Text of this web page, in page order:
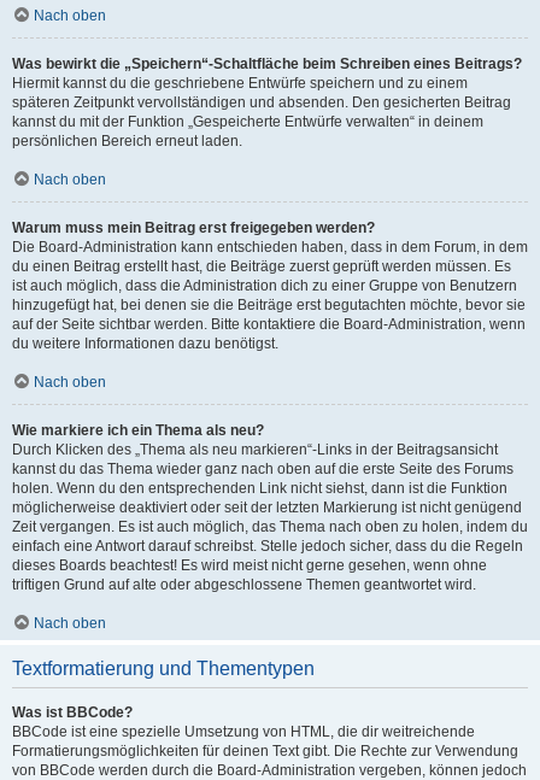
Nach oben
Was bewirkt die „Speichern“-Schaltfläche beim Schreiben eines Beitrags?
Hiermit kannst du die geschriebene Entwürfe speichern und zu einem
späteren Zeitpunkt vervollständigen und absenden. Den gesicherten Beitrag
kannst du mit der Funktion „Gespeicherte Entwürfe verwalten“ in deinem
persönlichen Bereich erneut laden.
Nach oben
Warum muss mein Beitrag erst freigegeben werden?
Die Board-Administration kann entschieden haben, dass in dem Forum, in dem
du einen Beitrag erstellt hast, die Beiträge zuerst geprüft werden müssen. Es
ist auch möglich, dass die Administration dich zu einer Gruppe von Benutzern
hinzugefügt hat, bei denen sie die Beiträge erst begutachten möchte, bevor sie
auf der Seite sichtbar werden. Bitte kontaktiere die Board-Administration, wenn
du weitere Informationen dazu benötigst.
Nach oben
Wie markiere ich ein Thema als neu?
Durch Klicken des „Thema als neu markieren“-Links in der Beitragsansicht
kannst du das Thema wieder ganz nach oben auf die erste Seite des Forums
holen. Wenn du den entsprechenden Link nicht siehst, dann ist die Funktion
möglicherweise deaktiviert oder seit der letzten Markierung ist nicht genügend
Zeit vergangen. Es ist auch möglich, das Thema nach oben zu holen, indem du
einfach eine Antwort darauf schreibst. Stelle jedoch sicher, dass du die Regeln
dieses Boards beachtest! Es wird meist nicht gerne gesehen, wenn ohne
triftigen Grund auf alte oder abgeschlossene Themen geantwortet wird.
Nach oben
Textformatierung und Thementypen
Was ist BBCode?
BBCode ist eine spezielle Umsetzung von HTML, die dir weitreichende
Formatierungsmöglichkeiten für deinen Text gibt. Die Rechte zur Verwendung
von BBCode werden durch die Board-Administration vergeben, können jedoch